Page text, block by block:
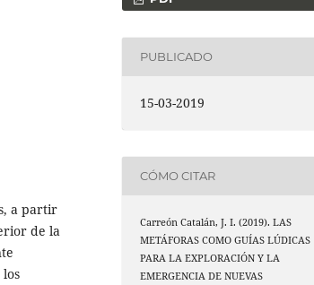
a partir
de la
PUBLICADO
15-03-2019
CÓMO CITAR
Carreón Catalán, J. I. (2019). LAS
METÁFORAS COMO GUÍAS LÚDICAS
PARA LA EXPLORACIÓN Y LA
EMERGENCIA DE NUEVAS